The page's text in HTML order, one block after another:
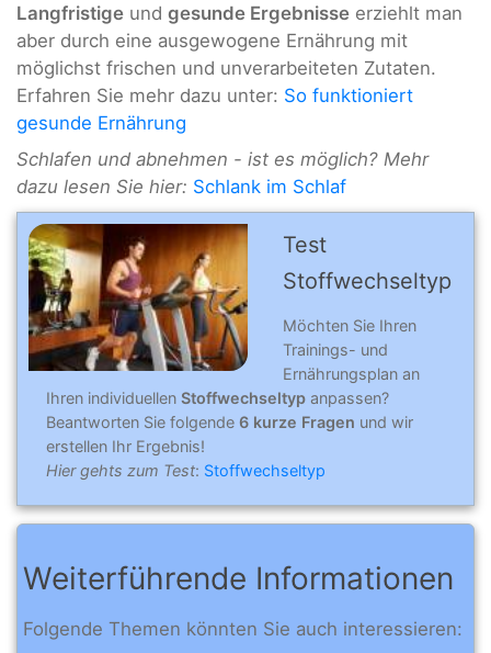
Langfristige und gesunde Ergebnisse erziehlt man
aber durch eine ausgewogene Ernährung mit
möglichst frischen und unverarbeiteten Zutaten.
Erfahren Sie mehr dazu unter: So funktioniert
gesunde Ernährung
Schlafen und abnehmen - ist es möglich? Mehr
dazu lesen Sie hier: Schlank im Schlaf
Test
Stoffwechseltyp
Möchten Sie Ihren
Trainings- und
Ernährungsplan an
Ihren individuellen Stoffwechseltyp anpassen?
Beantworten Sie folgende 6 kurze Fragen und wir
erstellen Ihr Ergebnis!
Hier gehts zum Test: Stoffwechseltyp
Weiterführende Informationen
Folgende Themen könnten Sie auch interessieren: